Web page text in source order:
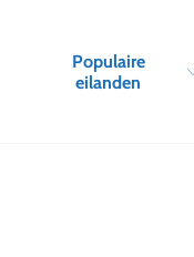
Populaire
eilanden